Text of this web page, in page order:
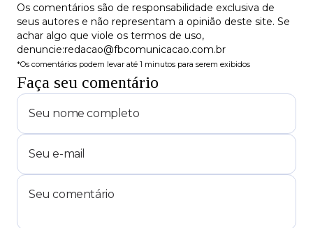
Os comentários são de responsabilidade exclusiva de
seus autores e não representam a opinião deste site. Se
achar algo que viole os termos de uso,
denuncie:redacao@fbcomunicacao.com.br
*Os comentários podem levar até 1 minutos para serem exibidos
Faça seu comentário